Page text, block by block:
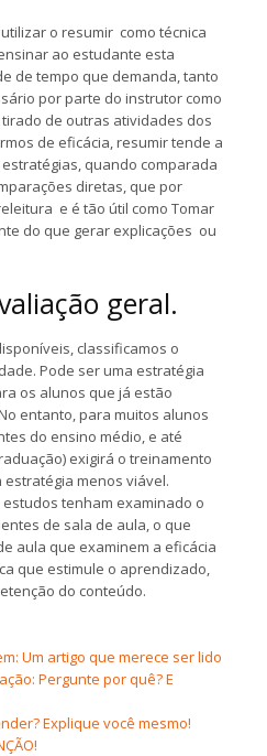
o resumir como técnica
ao estudante esta
de tempo que demanda, tanto
por parte do instrutor como
de outras atividades dos
de eficácia, resumir tende a
quando comparada
diretas, que por
e é tão útil como Tomar
do que gerar explicações ou
geral.
classificamos o
Pode ser uma estratégia
os alunos que já estão
entanto, para muitos alunos
do ensino médio, e até
exigirá o treinamento
menos viável.
tenham examinado o
de sala de aula, o que
aula que examinem a eficácia
que estimule o aprendizado,
do conteúdo.
Um artigo que merece ser lido
Pergunte por quê? E
Explique você mesmo!